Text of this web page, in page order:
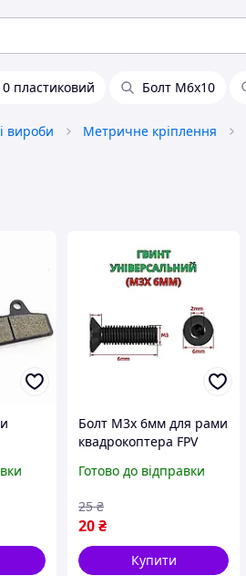
пластиковий Болт М6х10
вироби Метричне кріплення
Болт M3x 6мм для рами
квадрокоптера FPV
Готово до відправки
20₴
25 ₴
Купити